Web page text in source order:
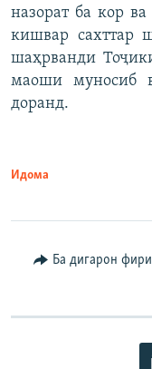
назорат ба кор
кишвар сахттар
шаҳрванди
маоши муносиб
доранд.
Идома
Ба дигарон